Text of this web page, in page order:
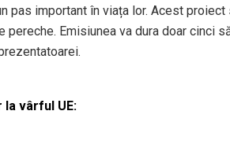
pas important în viața lor. Acest
pereche. Emisiunea va dura doar cinci
la vârful UE: